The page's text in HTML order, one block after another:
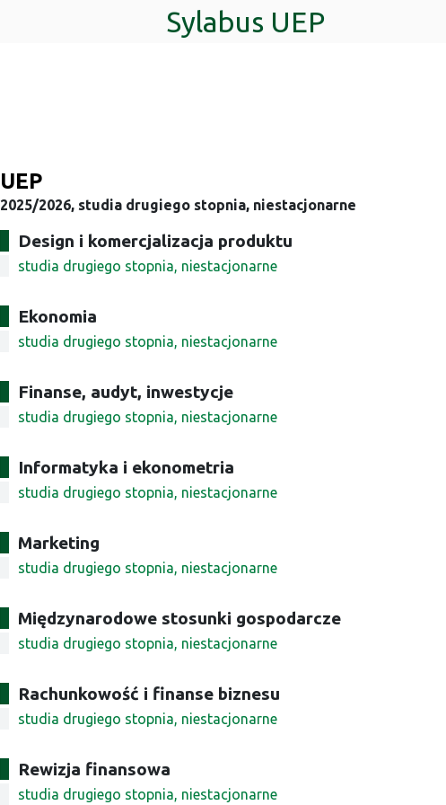
Sylabus UEP
UEP
2025/2026, studia drugiego stopnia, niestacjonarne
Design i komercjalizacja produktu
studia drugiego stopnia, niestacjonarne
Ekonomia
studia drugiego stopnia, niestacjonarne
Finanse, audyt, inwestycje
studia drugiego stopnia, niestacjonarne
Informatyka i ekonometria
studia drugiego stopnia, niestacjonarne
Marketing
studia drugiego stopnia, niestacjonarne
Międzynarodowe stosunki gospodarcze
studia drugiego stopnia, niestacjonarne
Rachunkowość i finanse biznesu
studia drugiego stopnia, niestacjonarne
Rewizja finansowa
studia drugiego stopnia, niestacjonarne